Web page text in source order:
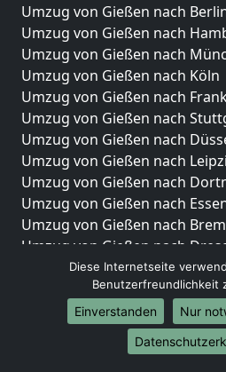
Umzug von Gießen nach
Umzug von Gießen nach
Umzug von Gießen nach
Umzug von Gießen nach Köln
Umzug von Gießen nach
Umzug von Gießen nach
Umzug von Gießen nach
Umzug von Gießen nach
Umzug von Gießen nach
Umzug von Gießen nach
Umzug von Gießen nach
Umzug von Gießen nach
Umzug von Gießen nach
Umzug von Gießen nach
Umzug von Gießen nach
Umzug von Gießen nach
Umzug von Gießen nach
Diese Internetseite
Benutzerfreundlichkeit
Einverstanden
Nur